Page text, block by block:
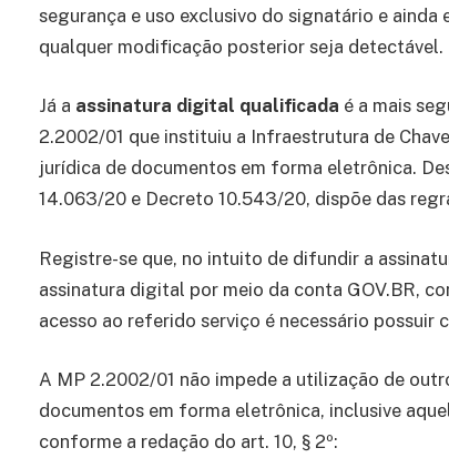
segurança e uso exclusivo do signatário e
qualquer modificação posterior seja detectável.
Já a assinatura digital qualificada é a mais
2.2002/01 que instituiu a Infraestrutura de
jurídica de documentos em forma eletrônica.
14.063/20 e Decreto 10.543/20, dispõe das
Registre-se que, no intuito de difundir a
assinatura digital por meio da conta GOV.BR,
acesso ao referido serviço é necessário possuir
A MP 2.2002/01 não impede a utilização de
documentos em forma eletrônica, inclusive
conforme a redação do art. 10, § 2º: